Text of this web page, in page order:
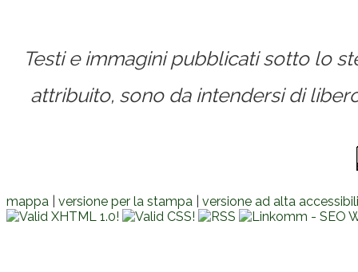
Testi e immagini pubblicati sotto lo
attribuito, sono da intendersi di
mappa versione per la stampa versione ad alta